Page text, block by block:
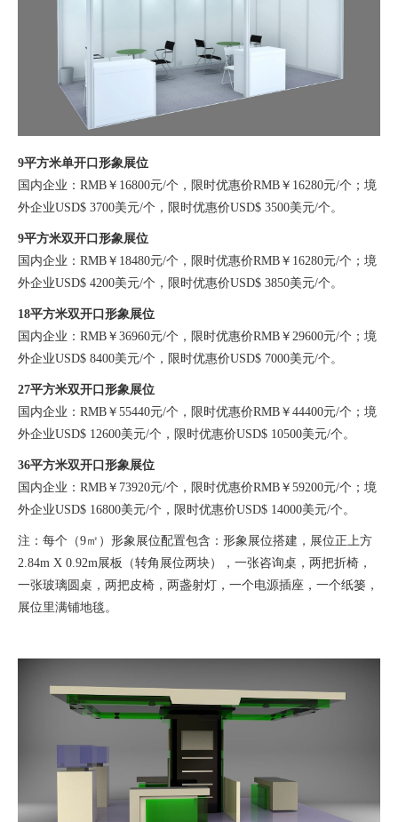
9平方米单开口形象展位
国内企业：RMB￥16800元/个，限时优惠价RMB￥16280元/个；境
外企业USD$ 3700美元/个，限时优惠价USD$ 3500美元/个。
9平方米双开口形象展位
国内企业：RMB￥18480元/个，限时优惠价RMB￥16280元/个；境
外企业USD$ 4200美元/个，限时优惠价USD$ 3850美元/个。
18平方米双开口形象展位
国内企业：RMB￥36960元/个，限时优惠价RMB￥29600元/个；境
外企业USD$ 8400美元/个，限时优惠价USD$ 7000美元/个。
27平方米双开口形象展位
国内企业：RMB￥55440元/个，限时优惠价RMB￥44400元/个；境
外企业USD$ 12600美元/个，限时优惠价USD$ 10500美元/个。
36平方米双开口形象展位
国内企业：RMB￥73920元/个，限时优惠价RMB￥59200元/个；境
外企业USD$ 16800美元/个，限时优惠价USD$ 14000美元/个。
注：每个（9㎡）形象展位配置包含：形象展位搭建，展位正上方
2.84m X 0.92m展板（转角展位两块），一张咨询桌，两把折椅，
一张玻璃圆桌，两把皮椅，两盏射灯，一个电源插座，一个纸篓，
展位里满铺地毯。